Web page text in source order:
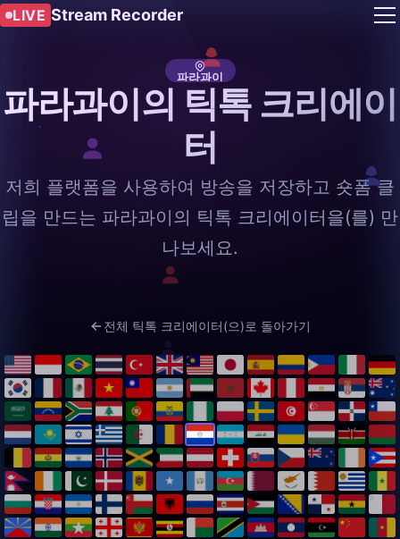
LIVE Stream Recorder
파라과이
파라과이의 틱톡 크리에이
터
저희 플랫폼을 사용하여 방송을 저장하고 숏폼 클
립을 만드는 파라과이의 틱톡 크리에이터을(를) 만
나보세요.
전체 틱톡 크리에이터(으)로 돌아가기